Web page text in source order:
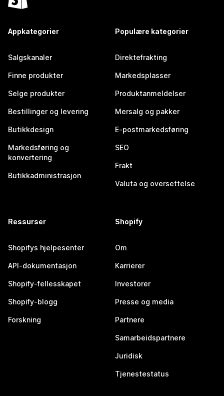
Appkategorier
Salgskanaler
Finne produkter
Selge produkter
Bestillinger og levering
Butikkdesign
Markedsføring og
konvertering
Butikkadministrasjon
Populære kategorier
Direktefrakting
Markedsplasser
Produktanmeldelser
Mersalg og pakker
E-postmarkedsføring
SEO
Frakt
Valuta og oversettelse
Ressurser
Shopifys hjelpesenter
API-dokumentasjon
Shopify-fellesskapet
Shopify-blogg
Forskning
Shopify
Om
Karrierer
Investorer
Presse og media
Partnere
Samarbeidspartnere
Juridisk
Tjenestestatus